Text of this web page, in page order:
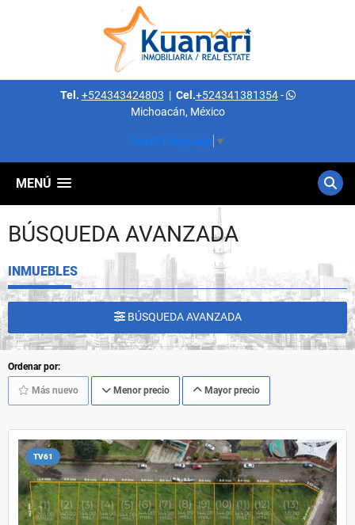
Tel. +524343424803 | Cel.+524341381354-
Michoacán, México
Select Language ▼
MENÚ
BÚSQUEDA AVANZADA
INMUEBLES
BÚSQUEDA AVANZADA
Ordenar por:
Más nuevo Menor precio Mayor precio
TV61